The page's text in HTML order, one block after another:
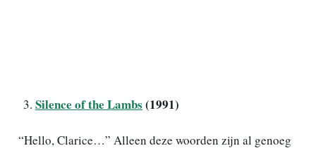
Silence of the Lambs (1991)
“Hello, Clarice…” Alleen deze woorden zijn al genoeg